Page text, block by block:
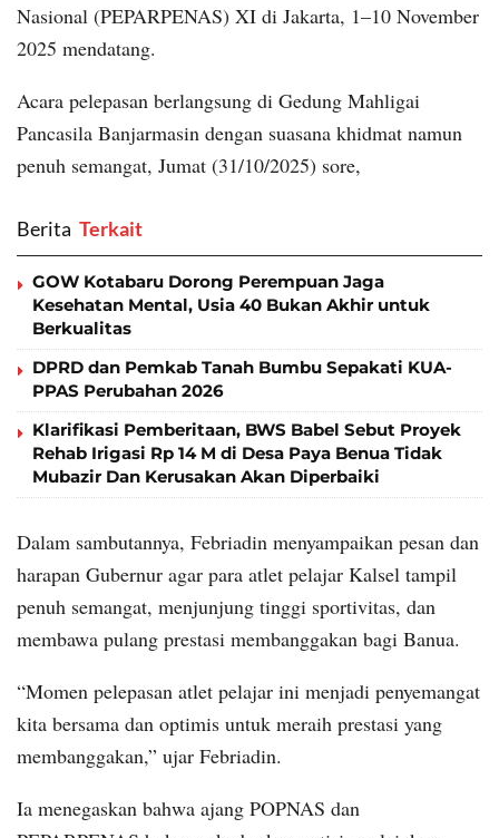
Nasional (PEPARPENAS) XI di Jakarta, 1–10 November
2025 mendatang.
Acara pelepasan berlangsung di Gedung Mahligai
Pancasila Banjarmasin dengan suasana khidmat namun
penuh semangat, Jumat (31/10/2025) sore,
Berita ‎ Terkait
GOW Kotabaru Dorong Perempuan Jaga
Kesehatan Mental, Usia 40 Bukan Akhir untuk
Berkualitas
DPRD dan Pemkab Tanah Bumbu Sepakati KUA-
PPAS Perubahan 2026
Klarifikasi Pemberitaan, BWS Babel Sebut Proyek
Rehab Irigasi Rp 14 M di Desa Paya Benua Tidak
Mubazir Dan Kerusakan Akan Diperbaiki
Dalam sambutannya, Febriadin menyampaikan pesan dan
harapan Gubernur agar para atlet pelajar Kalsel tampil
penuh semangat, menjunjung tinggi sportivitas, dan
membawa pulang prestasi membanggakan bagi Banua.
“Momen pelepasan atlet pelajar ini menjadi penyemangat
kita bersama dan optimis untuk meraih prestasi yang
membanggakan,” ujar Febriadin.
Ia menegaskan bahwa ajang POPNAS dan